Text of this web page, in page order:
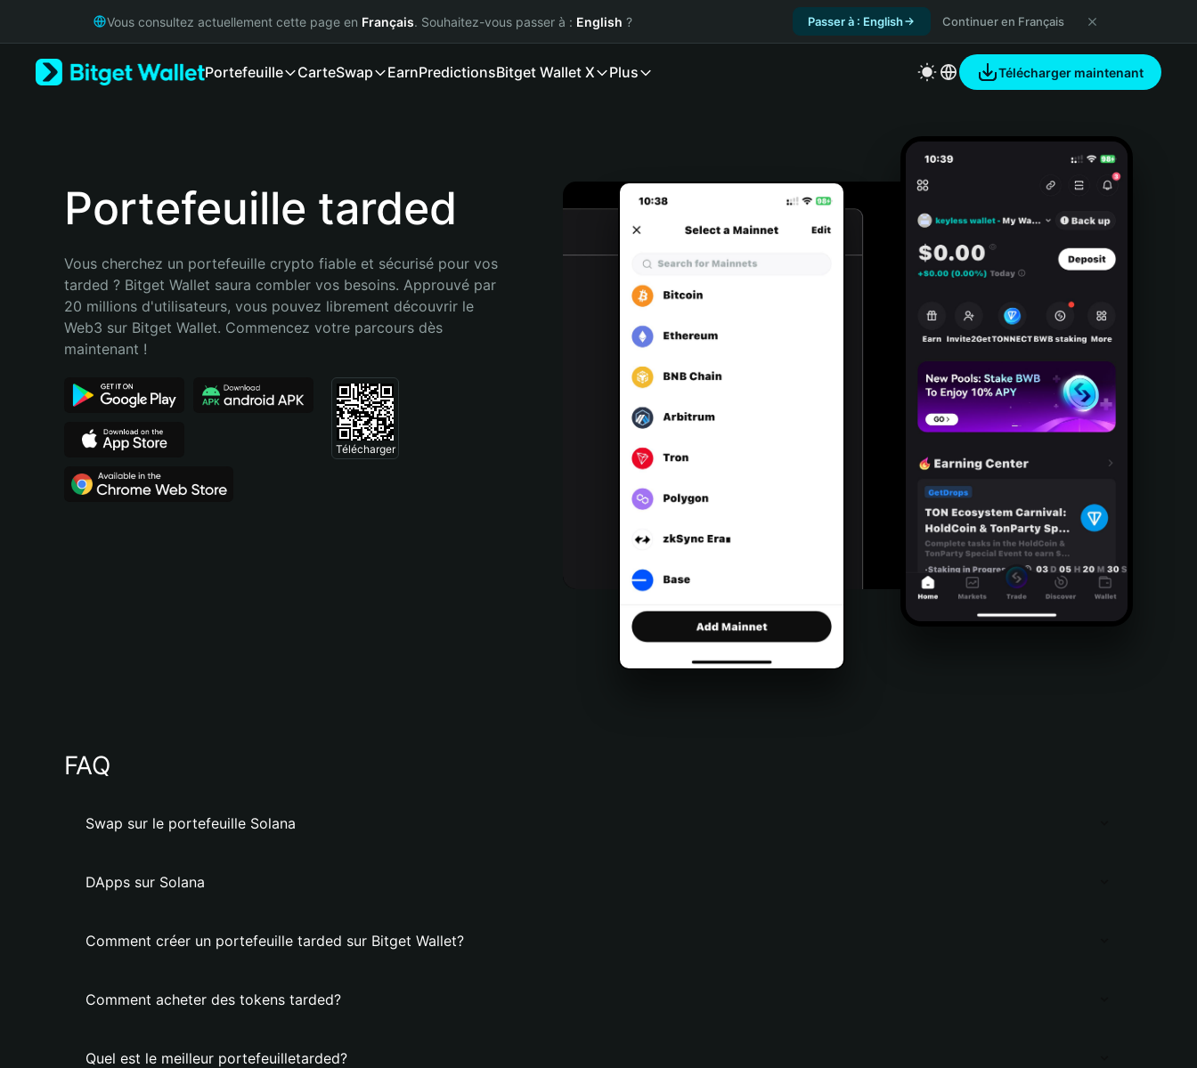
Русский
Bahasa Indonesia
Español (Argentina)
Vous consultez actuellement cette page en Français. Souhaitez-vous passer à : English ? Passer à : English Continuer en Français
Portefeuille CarteSwap EarnPredictionsBitget Wallet X Plus Télécharger maintenant
Portefeuille tarded
Vous cherchez un portefeuille crypto fiable et sécurisé pour vos
tarded ? Bitget Wallet saura combler vos besoins. Approuvé par
20 millions d'utilisateurs, vous pouvez librement découvrir le
Web3 sur Bitget Wallet. Commencez votre parcours dès
maintenant !
Télécharger
FAQ
Swap sur le portefeuille Solana
DApps sur Solana
Comment créer un portefeuille tarded sur Bitget Wallet?
Comment acheter des tokens tarded?
Quel est le meilleur portefeuilletarded?